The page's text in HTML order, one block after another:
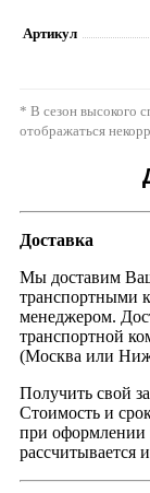
Артикул
* В сезон высокого
отображаться
Доставка
Мы доставим
транспортными
менеджером.
транспортной
(Москва или
Получить свой
Стоимость и
при оформлении
рассчитывается